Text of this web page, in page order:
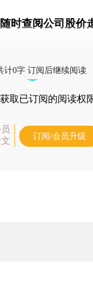
随时查阅公司股价
计0字 订阅后继续阅读
取已订阅的阅读权
订阅/会员升级